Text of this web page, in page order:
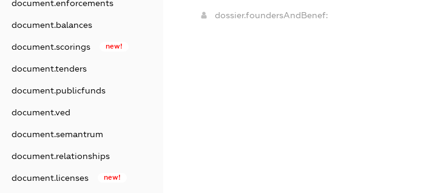
document.enforcements
document.balances
document.scorings new!
document.tenders
document.publicfunds
document.ved
document.semantrum
document.relationships
document.licenses new!
dossier.foundersAndBenef: